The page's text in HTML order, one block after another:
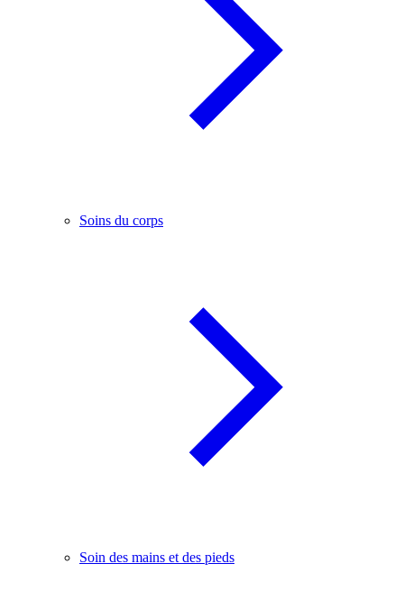
Soins du corps
Soin des mains et des pieds